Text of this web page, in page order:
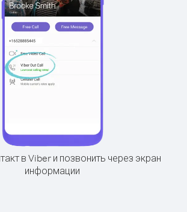
в Viber и позвонить через экран
информации